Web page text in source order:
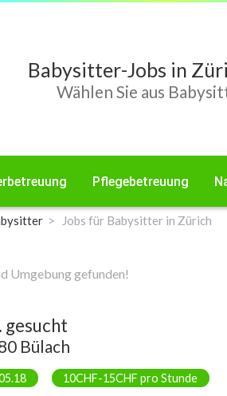
Babysitter-Jobs in
Wählen Sie aus
Pflegebetreuung
Jobs für Babysitter in Zürich
Umgebung gefunden!
gesucht
Bülach
10CHF-15CHF pro Stunde